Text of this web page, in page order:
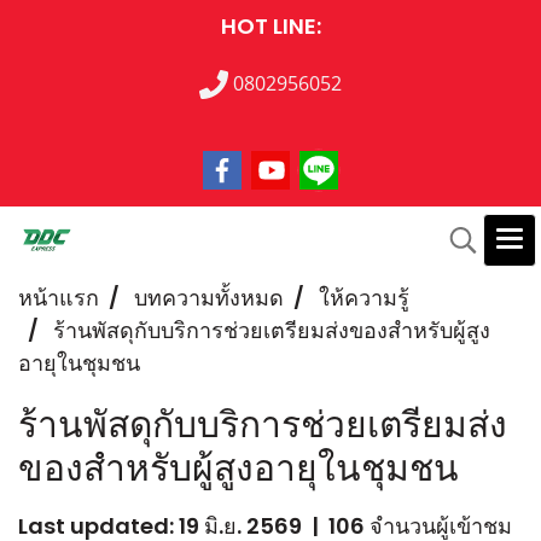
HOT LINE:
0802956052
หน้าแรก บทความทั้งหมด
ให้ความรู้
ร้านพัสดุกับบริการช่วยเตรียมส่งของสำหรับผู้สูง
อายุในชุมชน
ร้านพัสดุกับบริการช่วยเตรียมส่ง
ของสำหรับผู้สูงอายุในชุมชน
Last updated: 19 มิ.ย. 2569 | 106 จำนวนผู้เข้าชม